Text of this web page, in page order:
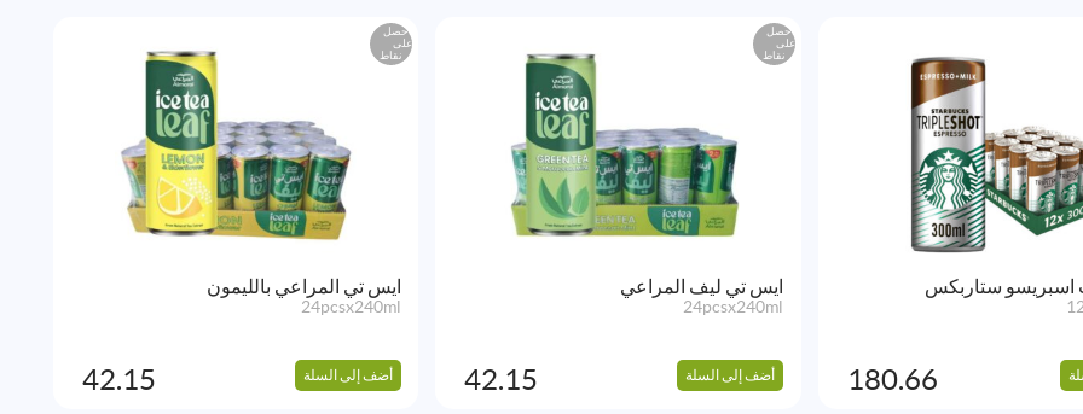
اسبريسو ستاربكس
180.66
احصل
على
نقاط
ايس تي ليف المراعي
24pcsx240ml
أضف إلى السلة 42.15
احصل
على
نقاط
ايس تي المراعي بالليمون
24pcsx240ml
أضف إلى السلة 42.15